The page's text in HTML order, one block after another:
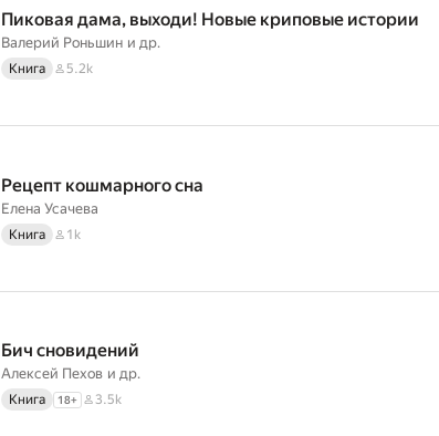
Пиковая дама, выходи! Новые криповые истории
Валерий Роньшин и др.
Книга 5.2k
Рецепт кошмарного сна
Елена Усачева
Книга 1k
Бич сновидений
Алексей Пехов и др.
Книга 18+ 3.5k